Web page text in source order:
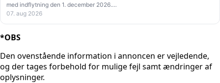
med indflytning den 1. december 2026.…
07. aug 2026
*OBS
Den ovenstående information i annoncen er vejledende,
og der tages forbehold for mulige fejl samt ændringer af
oplysninger.